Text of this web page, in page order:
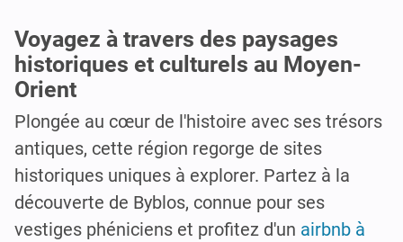
Voyagez à travers des paysages
historiques et culturels au Moyen-
Orient
Plongée au cœur de l'histoire avec ses trésors
antiques, cette région regorge de sites
historiques uniques à explorer. Partez à la
découverte de Byblos, connue pour ses
vestiges phéniciens et profitez d'un airbnb à